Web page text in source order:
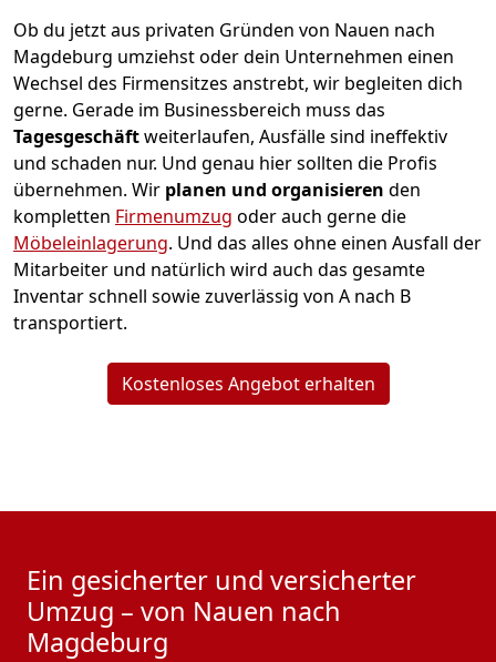
Ob du jetzt aus privaten Gründen von Nauen nach
Magdeburg umziehst oder dein Unternehmen einen
Wechsel des Firmensitzes anstrebt, wir begleiten dich
gerne. Gerade im Businessbereich muss das
Tagesgeschäftweiterlaufen, Ausfälle sind ineffektiv
und schaden nur. Und genau hier sollten die Profis
übernehmen. Wir planen und organisieren den
kompletten Firmenumzug oder auch gerne die
Möbeleinlagerung. Und das alles ohne einen Ausfall der
Mitarbeiter und natürlich wird auch das gesamte
Inventar schnell sowie zuverlässig von A nach B
transportiert.
Kostenloses Angebot erhalten
Ein gesicherter und versicherter
Umzug – von Nauen nach
Magdeburg